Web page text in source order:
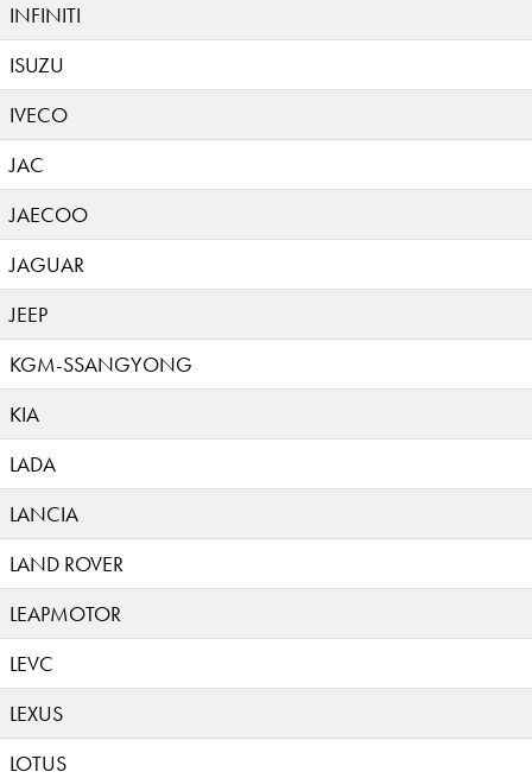
INFINITI
ISUZU
IVECO
JAC
JAECOO
JAGUAR
JEEP
KGM-SSANGYONG
KIA
LADA
LANCIA
LAND ROVER
LEAPMOTOR
LEVC
LEXUS
LOTUS